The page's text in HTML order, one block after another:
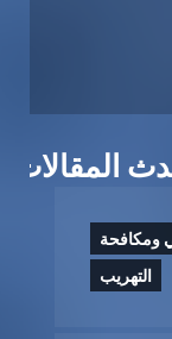
المقالات
ومكافحة
التهريب